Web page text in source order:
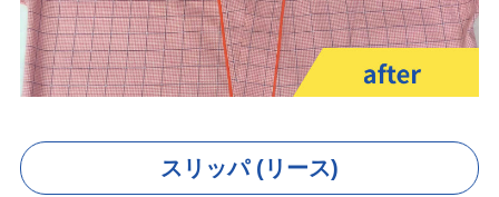
スリッパ (リース)